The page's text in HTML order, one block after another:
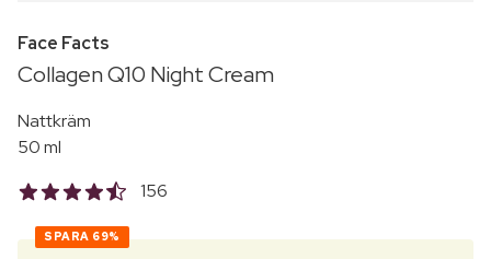
Face Facts
Collagen Q10 Night Cream
Nattkräm
50 ml
156
SPARA 69%